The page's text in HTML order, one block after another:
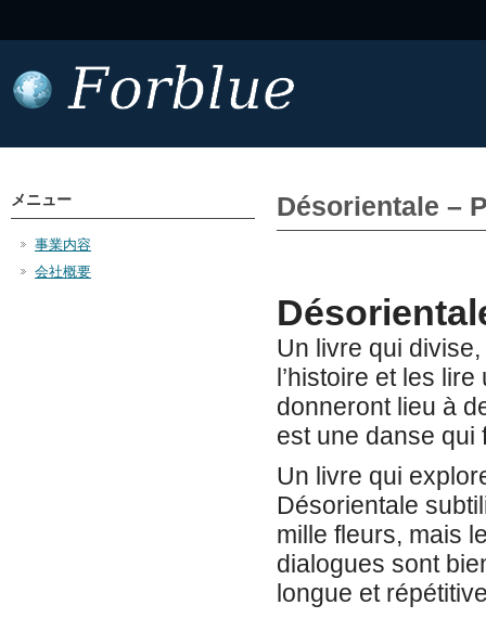
Désorientale –
Un livre qui
l’histoire et les
donneront lieu à
est une danse qui
Un livre qui
Désorientale
mille fleurs, mais
dialogues sont
longue et
メニュー
事業内容
会社概要